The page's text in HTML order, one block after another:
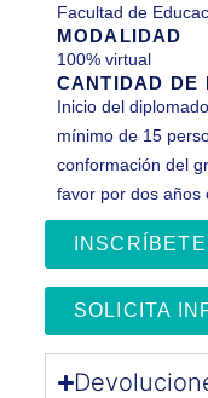
Facultad de
MODALIDAD
100% virtual
CANTIDAD DE
Inicio del
mínimo de 15
conformación del
favor por dos años
SOLICITA